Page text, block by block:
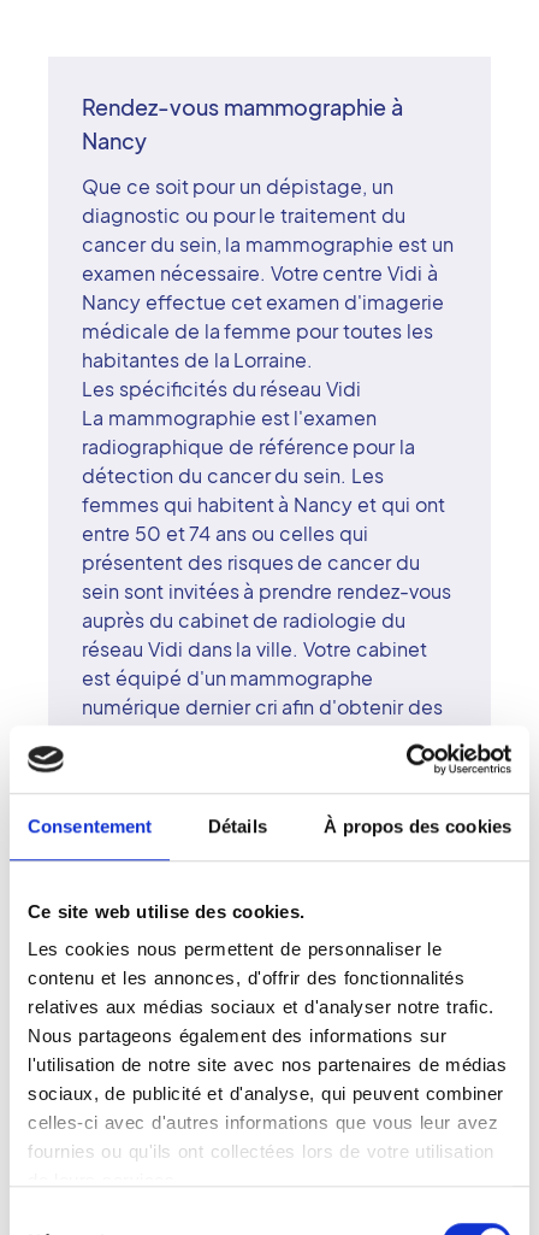
Consentement Détails À propos des cookies
Ce site web utilise des cookies.
Les cookies nous permettent de personnaliser le
contenu et les annonces, d'offrir des fonctionnalités
relatives aux médias sociaux et d'analyser notre trafic.
Nous partageons également des informations sur
l'utilisation de notre site avec nos partenaires de médias
sociaux, de publicité et d'analyse, qui peuvent combiner
celles-ci avec d'autres informations que vous leur avez
fournies ou qu'ils ont collectées lors de votre utilisation
Rendez-vous mammographie à
Nancy
Que ce soit pour un dépistage, un
diagnostic ou pour le traitement du
cancer du sein, la mammographie est un
examen nécessaire. Votre centre Vidi à
Nancy effectue cet examen d'imagerie
médicale de la femme pour toutes les
habitantes de la Lorraine.
Les spécificités du réseau Vidi
La mammographie est l'examen
radiographique de référence pour la
détection du cancer du sein. Les
femmes qui habitent à Nancy et qui ont
entre 50 et 74 ans ou celles qui
présentent des risques de cancer du
sein sont invitées à prendre rendez-vous
auprès du cabinet de radiologie du
réseau Vidi dans la ville. Votre cabinet
est équipé d'un mammographe
numérique dernier cri afin d'obtenir des
éventuelles anomalies de la structure du
sein comme les microcalcifications, les
médecin traitant peut aussi demander
une mammographie diagnostique
lorsqu'il constate un écoulement du
mamelon, un gonflement, des
changements de la peau ou autres
symptômes pouvant être liés à la
maladie.